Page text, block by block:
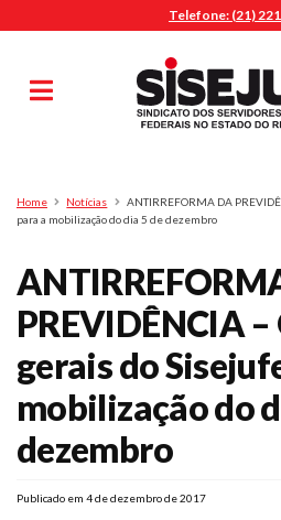
Telefone: (21)
Pesquisa
Home Notícias
ANTIRREFORMA DA
para a mobilização do dia 5 de dezembro
PREVIDÊNCIA
gerais do
mobilização do
dezembro
Publicado em 4 de dezembro de 2017
MENU
Sindicalize-se
Jurídico
O Sindicato
Agenda
Casa do Alto
Sede Campestre
Nossos Convênios
Gympass Wellhub